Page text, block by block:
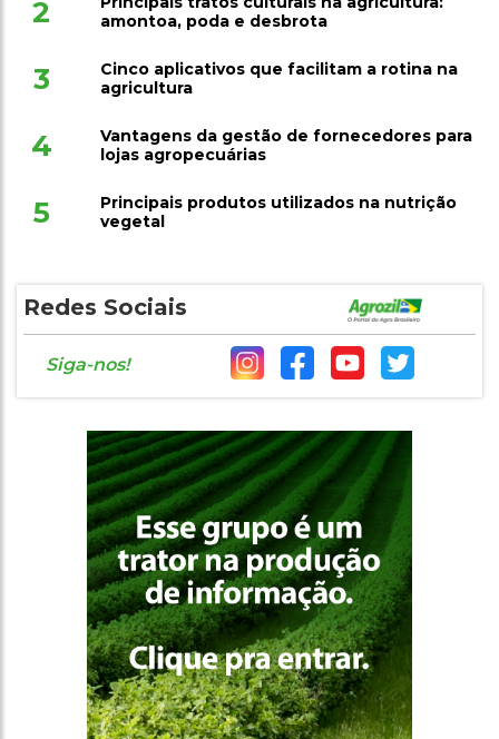
2
amontoa, poda e desbrota
3
Cinco aplicativos que facilitam a rotina na
agricultura
4
Vantagens da gestão de fornecedores para
lojas agropecuárias
5
Principais produtos utilizados na nutrição
vegetal
Redes Sociais
Siga-nos!